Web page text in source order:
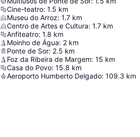
Cine-teatro: 1.5 km
Museu do Arroz: 1.7 km
Centro de Artes e Cultura: 1.7 km
Anfiteatro: 1.8 km
Moinho de Água: 2 km
Ponte de Sor: 2.5 km
Foz da Ribeira de Margem: 15 km
Casa do Povo: 15.8 km
Aeroporto Humberto Delgado: 109.3 km